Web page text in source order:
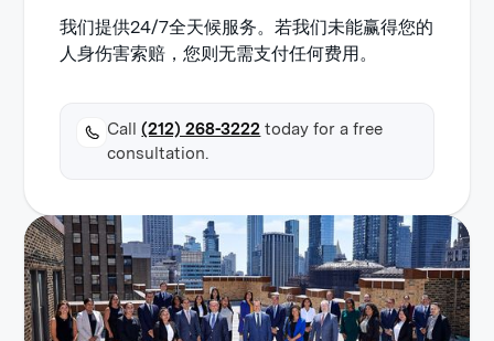
我们提供24/7全天候服务。若我们未能赢得您的
人身伤害索赔，您则无需支付任何费用。
Call(212) 268-3222 today for a free
consultation.